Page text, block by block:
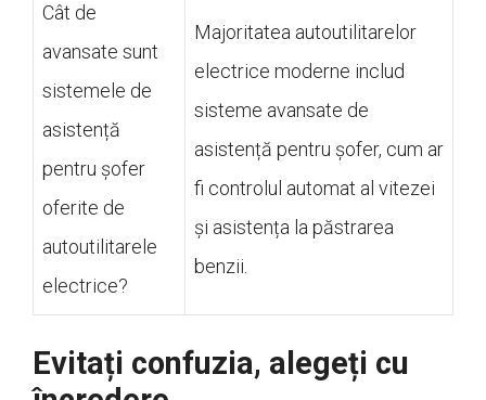
Cât de
avansate sunt
sistemele de
asistență
pentru șofer
oferite de
autoutilitarele
electrice?
Majoritatea autoutilitarelor
electrice moderne includ
sisteme avansate de
asistență pentru șofer, cum ar
fi controlul automat al vitezei
și asistența la păstrarea
benzii.
Evitați confuzia, alegeți cu